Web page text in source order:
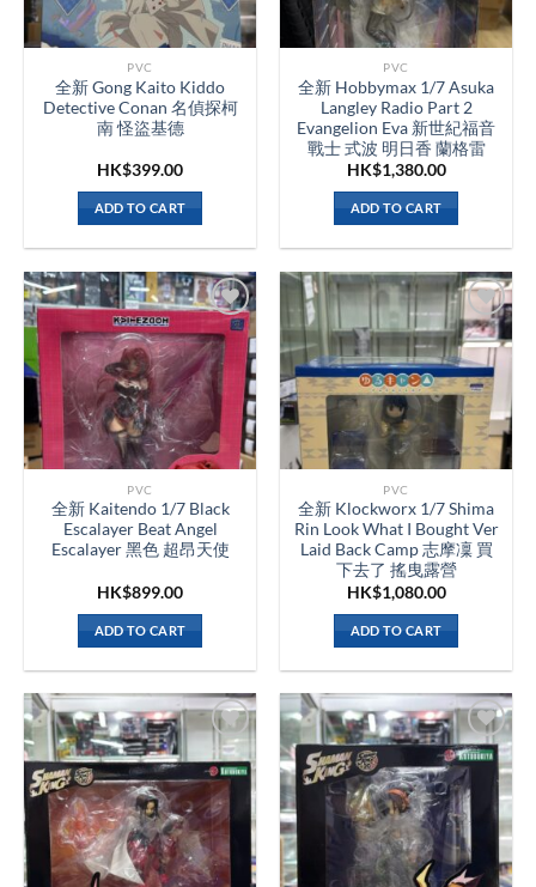
PVC
全新 Gong Kaito Kiddo
Detective Conan 名偵探柯
南 怪盜基德
HK$399.00
ADD TO CART
PVC
全新 Hobbymax 1/7 Asuka
Langley Radio Part 2
Evangelion Eva 新世紀福音
戰士 式波 明日香 蘭格雷
HK$1,380.00
ADD TO CART
PVC
全新 Kaitendo 1/7 Black
Escalayer Beat Angel
Escalayer 黑色 超昂天使
HK$899.00
ADD TO CART
PVC
全新 Klockworx 1/7 Shima
Rin Look What I Bought Ver
Laid Back Camp 志摩凜 買
下去了 搖曳露營
HK$1,080.00
ADD TO CART